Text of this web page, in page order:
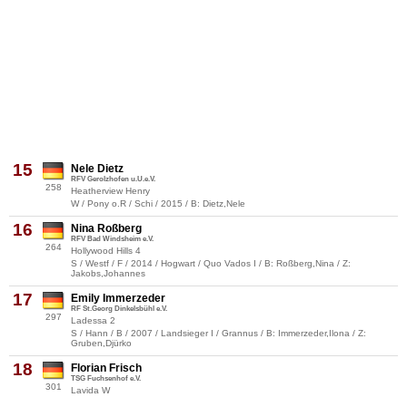
15
258
Nele Dietz
RFV Gerolzhofen u.U.e.V.
Heatherview Henry
W / Pony o.R / Schi / 2015 / B: Dietz,Nele
16
264
Nina Roßberg
RFV Bad Windsheim e.V.
Hollywood Hills 4
S / Westf / F / 2014 / Hogwart / Quo Vados I / B: Roßberg,Nina / Z:
Jakobs,Johannes
17
297
Emily Immerzeder
RF St.Georg Dinkelsbühl e.V.
Ladessa 2
S / Hann / B / 2007 / Landsieger I / Grannus / B: Immerzeder,Ilona / Z:
Gruben,Djürko
18
301
Florian Frisch
TSG Fuchsenhof e.V.
Lavida W